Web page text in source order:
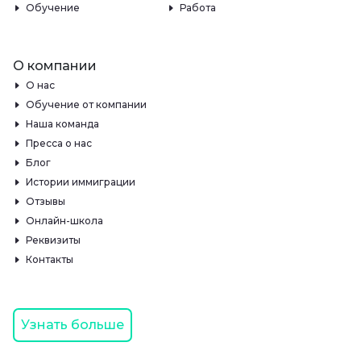
Обучение
Работа
О компании
О нас
Обучение от компании
Наша команда
Пресса о нас
Блог
Истории иммиграции
Отзывы
Онлайн-школа
Реквизиты
Контакты
Узнать больше